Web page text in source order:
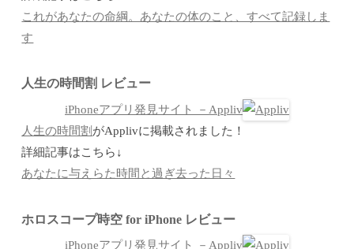
これがあなたの命綱。あなたの体のこと、すべて記録しま
す
人生の時間割 レビュー
iPhoneアプリ発見サイト －Appliv
人生の時間割 がApplivに掲載されました！
詳細記事はこちら↓
あなたに与えらた時間と過ぎ去った日々
ホロスコープ時空 for iPhone レビュー
iPhoneアプリ発見サイト －Appliv